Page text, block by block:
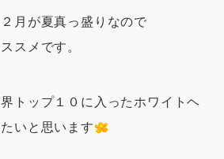
月が夏真っ盛りなので
スメです。
トップ１０に入ったホワイトヘ
いと思います